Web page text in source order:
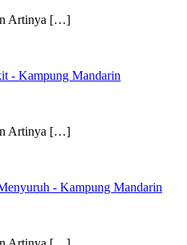
Artinya […]
- Kampung Mandarin
Artinya […]
- Kampung Mandarin